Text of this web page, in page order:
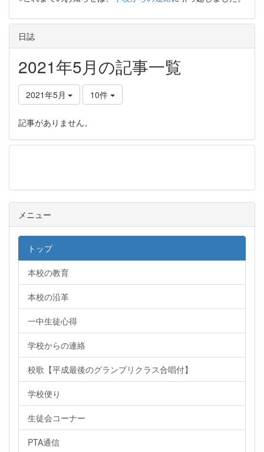
日誌
2021年5月の記事一覧
2021年5月 10件
記事がありません。
メニュー
トップ
本校の教育
本校の沿革
一中生徒心得
学校からの連絡
校歌【平成最後のグランプリクラス合唱付】
学校便り
生徒会コーナー
PTA通信